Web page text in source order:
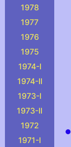
1978
1977
1976
1975
1974-I
1974-II
1973-I
1973-II
1972
1971-I